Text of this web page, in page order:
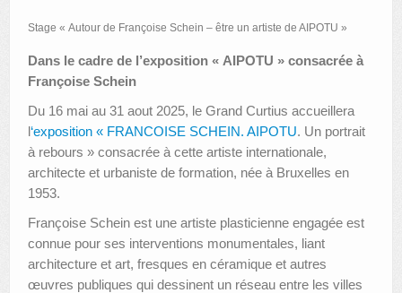
Stage « Autour de Françoise Schein – être un artiste de AIPOTU »
Dans le cadre de l’exposition « AIPOTU » consacrée à
Françoise Schein
Du 16 mai au 31 aout 2025, le Grand Curtius accueillera
l‘exposition « FRANCOISE SCHEIN. AIPOTU. Un portrait
à rebours » consacrée à cette artiste internationale,
architecte et urbaniste de formation, née à Bruxelles en
1953.
Françoise Schein est une artiste plasticienne engagée est
connue pour ses interventions monumentales, liant
architecture et art, fresques en céramique et autres
œuvres publiques qui dessinent un réseau entre les villes